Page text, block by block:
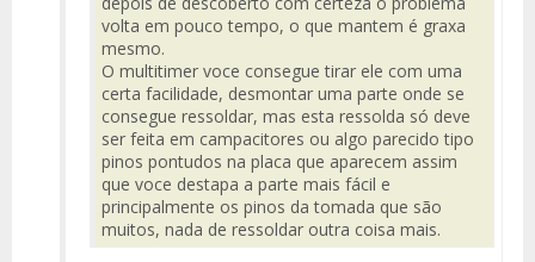
volta em pouco tempo, o que mantem é graxa
mesmo.
O multitimer voce consegue tirar ele com uma
certa facilidade, desmontar uma parte onde se
consegue ressoldar, mas esta ressolda só deve
ser feita em campacitores ou algo parecido tipo
pinos pontudos na placa que aparecem assim
que voce destapa a parte mais fácil e
principalmente os pinos da tomada que são
muitos, nada de ressoldar outra coisa mais.